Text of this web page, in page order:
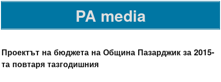
PA media
Проектът на бюджета на Община Пазарджик за 2015-
та повтаря тазгодишния